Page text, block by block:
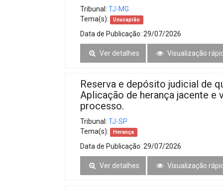
Tribunal: TJ-MG
Tema(s):
Usucapião
Data de Publicação: 29/07/2026
Ver detalhes Visualização
Reserva e depósito judicial de
Aplicação de herança jacente e
processo.
Tribunal: TJ-SP
Tema(s):
Herança
Data de Publicação: 29/07/2026
Ver detalhes Visualização